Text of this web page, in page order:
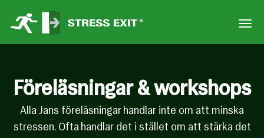
Föreläsningar & workshops
Alla Jans föreläsningar handlar inte om att minska
stressen. Ofta handlar det i stället om att stärka det